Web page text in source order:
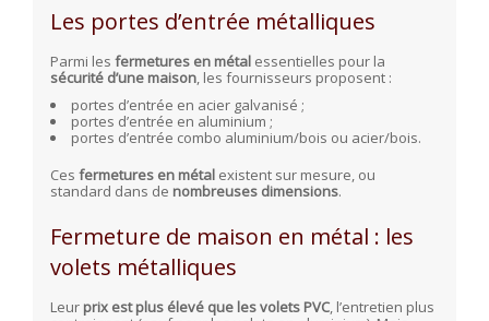
Les portes d’entrée métalliques
Parmi les fermetures en métal essentielles pour la
sécurité d’une maison , les fournisseurs proposent :
portes d’entrée en acier galvanisé ;
portes d’entrée en aluminium ;
portes d’entrée combo aluminium/bois ou acier/bois.
Ces fermetures en métal existent sur mesure, ou
standard dans de nombreuses dimensions.
Fermeture de maison en métal : les
volets métalliques
Leur prix est plus élevé que les volets PVC, l’entretien plus